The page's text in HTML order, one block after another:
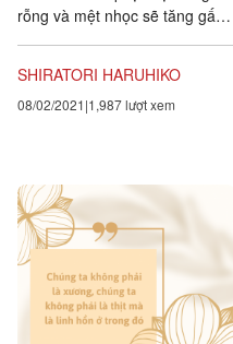
rỗng và mệt nhọc sẽ tăng gấp
SHIRATORI HARUHIKO
08/02/2021 1,987 lượt xem